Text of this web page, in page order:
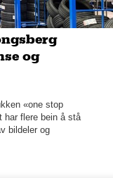
og
«one stop
har flere bein å stå
bildeler og